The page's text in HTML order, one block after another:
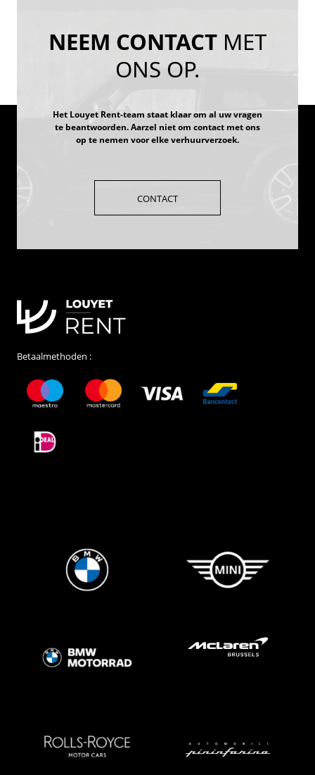
NEEM CONTACT MET
ONS OP.
Het Louyet Rent-team staat klaar om al uw vragen
te beantwoorden. Aarzel niet om contact met ons
op te nemen voor elke verhuurverzoek.
CONTACT
Betaalmethoden :